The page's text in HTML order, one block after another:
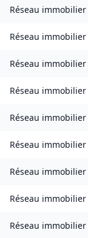
Réseau immobilier
Réseau immobilier
Réseau immobilier
Réseau immobilier
Réseau immobilier
Réseau immobilier
Réseau immobilier
Réseau immobilier
Réseau immobilier